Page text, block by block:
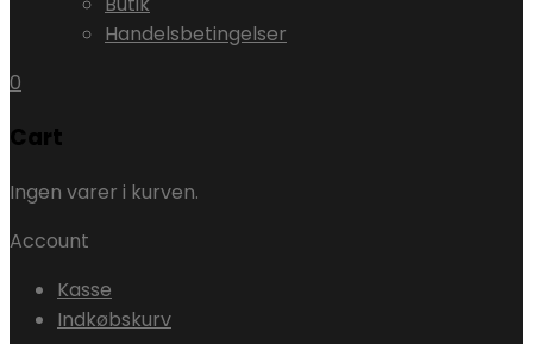
Handelsbetingelser
0
Cart
Ingen varer i kurven.
Account
Kasse
Indkøbskurv